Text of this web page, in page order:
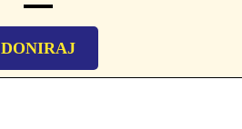
DONIRAJ